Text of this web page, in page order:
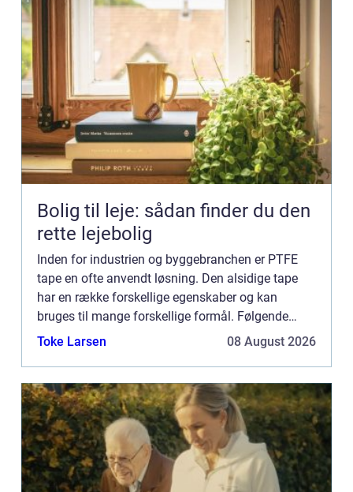
Bolig til leje: sådan finder du den
rette lejebolig
Inden for industrien og byggebranchen er PTFE
tape en ofte anvendt løsning. Den alsidige tape
har en række forskellige egenskaber og kan
bruges til mange forskellige formål. Følgende
artikel vil give en grundig forklaring p&...
Toke Larsen 08 August 2026